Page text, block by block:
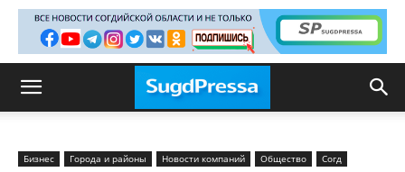
Бизнес Города и районы Новости компаний Общество Согд